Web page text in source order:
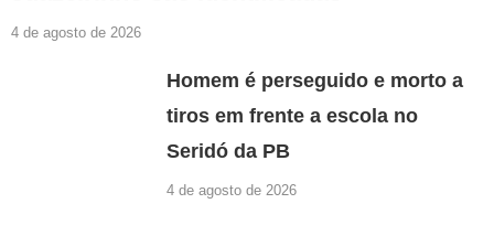
4 de agosto de 2026
Homem é perseguido e morto a
tiros em frente a escola no
Seridó da PB
4 de agosto de 2026